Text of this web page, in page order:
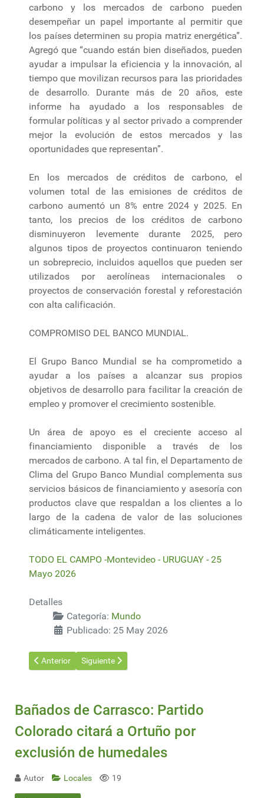
carbono y los mercados de carbono pueden
desempeñar un papel importante al permitir que
los países determinen su propia matriz energética”.
Agregó que “cuando están bien diseñados, pueden
ayudar a impulsar la eficiencia y la innovación, al
tiempo que movilizan recursos para las prioridades
de desarrollo. Durante más de 20 años, este
informe ha ayudado a los responsables de
formular políticas y al sector privado a comprender
mejor la evolución de estos mercados y las
oportunidades que representan”.
En los mercados de créditos de carbono, el
volumen total de las emisiones de créditos de
carbono aumentó un 8% entre 2024 y 2025. En
tanto, los precios de los créditos de carbono
disminuyeron levemente durante 2025, pero
algunos tipos de proyectos continuaron teniendo
un sobreprecio, incluidos aquellos que pueden ser
utilizados por aerolíneas internacionales o
proyectos de conservación forestal y reforestación
con alta calificación.
COMPROMISO DEL BANCO MUNDIAL.
El Grupo Banco Mundial se ha comprometido a
ayudar a los países a alcanzar sus propios
objetivos de desarrollo para facilitar la creación de
empleo y promover el crecimiento sostenible.
Un área de apoyo es el creciente acceso al
financiamiento disponible a través de los
mercados de carbono. A tal fin, el Departamento de
Clima del Grupo Banco Mundial complementa sus
servicios básicos de financiamiento y asesoría con
productos clave que respaldan a los clientes a lo
largo de la cadena de valor de las soluciones
climáticamente inteligentes.
TODO EL CAMPO -Montevideo - URUGUAY - 25
Mayo 2026
Detalles
Categoría: Mundo
Publicado: 25 May 2026
Artículo anterior: Japón estaría dispuesto a negociar un
Anterior Artículo siguiente: China puso en marcha el
Siguiente
Bañados de Carrasco: Partido
Colorado citará a Ortuño por
exclusión de humedales
Autor Locales 19